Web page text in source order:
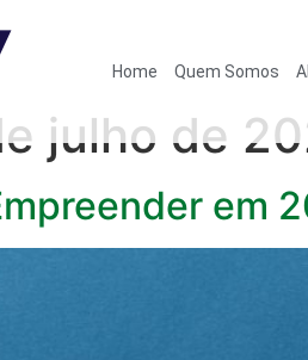
Home Quem Somos
julho de
em